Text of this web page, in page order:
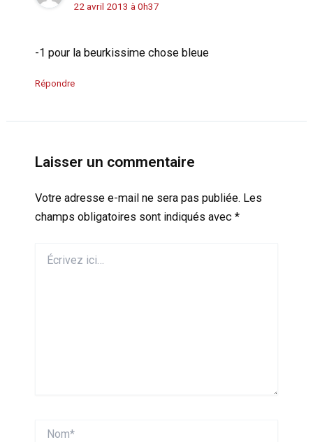
22 avril 2013 à 0h37
-1 pour la beurkissime chose bleue
Répondre
Laisser un commentaire
Votre adresse e-mail ne sera pas publiée. Les
champs obligatoires sont indiqués avec *
ici…